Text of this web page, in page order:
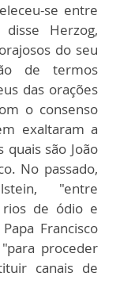
se entre
Herzog,
do seu
de termos
das orações
o consenso
exaltaram a
são João
No passado,
"entre
rios de ódio e
Francisco
proceder
canais de